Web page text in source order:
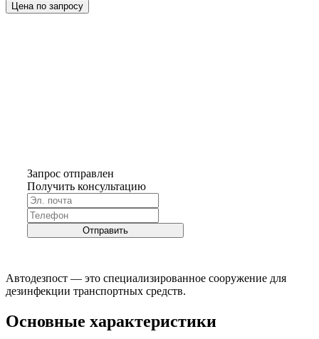
Цена по запросу
Запрос отправлен
Получить консультацию
Отправить
Автодезпост — это специализированное сооружение для
дезинфекции транспортных средств.
Основные характеристики